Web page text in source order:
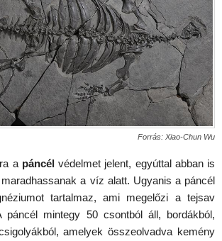
Forrás: Xiao-Chun Wu
a páncélvédelmet jelent, egyúttal abban is
a víz alatt. Ugyanis a páncél
tartalmaz, ami megelőzi a tejsav
páncél mintegy 50 csontból áll, bordákból,
amelyek összeolvadva kemény